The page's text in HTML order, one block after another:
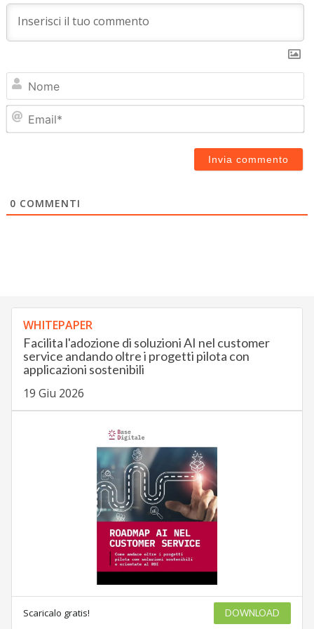
0 COMMENTI
WHITEPAPER
Facilita l'adozione di soluzioni AI nel customer
service andando oltre i progetti pilota con
applicazioni sostenibili
19 Giu 2026
Scaricalo gratis! DOWNLOAD